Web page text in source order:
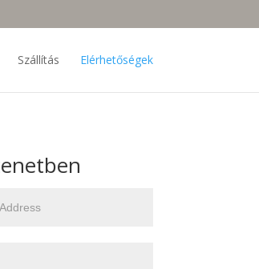
Szállítás Elérhetőségek